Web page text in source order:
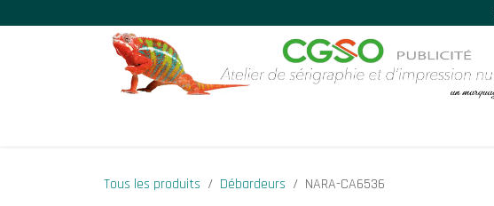
Tous les produits Débardeurs NARA-CA6536